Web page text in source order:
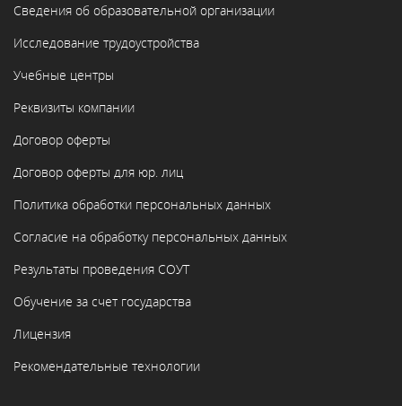
Сведения об образовательной организации
Исследование трудоустройства
Учебные центры
Реквизиты компании
Договор оферты
Договор оферты для юр. лиц
Политика обработки персональных данных
Согласие на обработку персональных данных
Результаты проведения СОУТ
Обучение за счет государства
Лицензия
Рекомендательные технологии